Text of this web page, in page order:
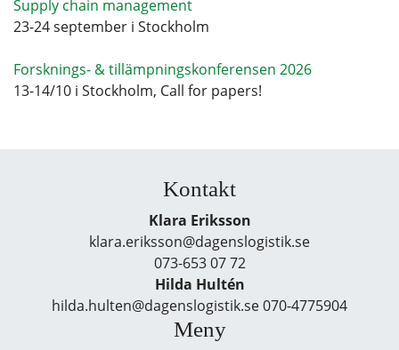
Supply chain management
23-24 september i Stockholm
Forsknings- & tillämpningskonferensen 2026
13-14/10 i Stockholm, Call for papers!
Kontakt
Klara Eriksson
klara.eriksson@dagenslogistik.se
073-653 07 72
Hilda Hultén
hilda.hulten@dagenslogistik.se 070-4775904
Meny